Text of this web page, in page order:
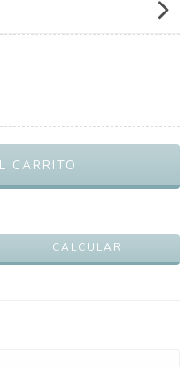
CALCULAR